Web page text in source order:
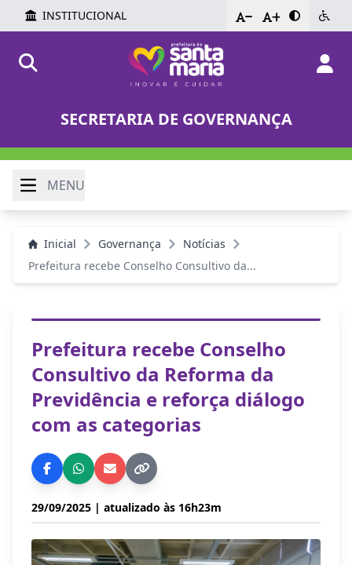
INSTITUCIONAL - +
SECRETARIA DE GOVERNANÇA
MENU
Inicial Governança
Notícias
Prefeitura recebe Conselho Consultivo da...
Prefeitura recebe Conselho
Consultivo da Reforma da
Previdência e reforça diálogo
com as categorias
29/09/2025 | atualizado às 16h23m